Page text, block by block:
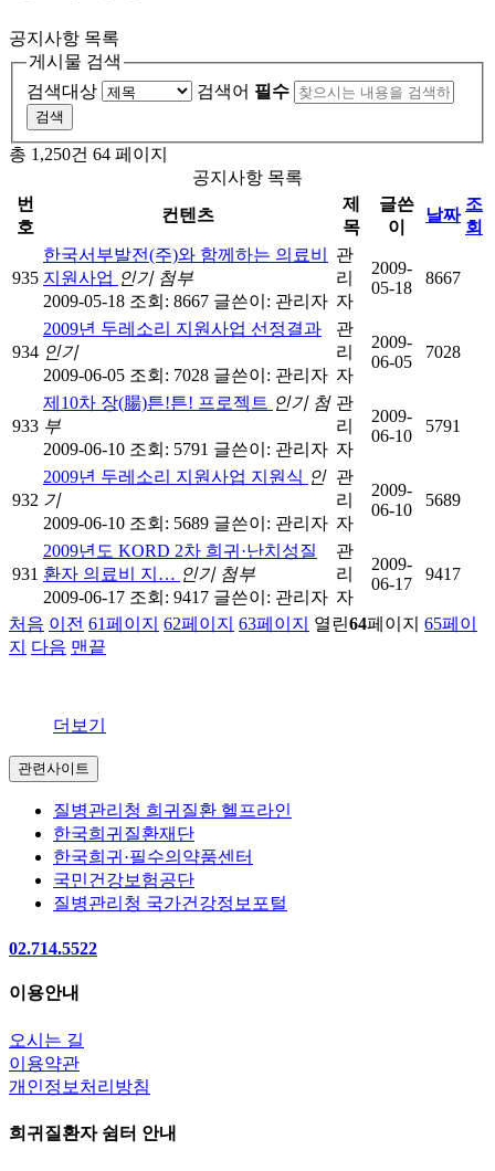
공지사항 목록
게시물 검색
검색대상
검색어 필수
총 1,250건 64 페이지
공지사항 목록
번
호
컨텐츠
제
목
글쓴
이
날짜
조
회
935
한국서부발전(주)와 함께하는 의료비
지원사업 인기 첨부
2009-05-18 조회: 8667 글쓴이: 관리자
관
리
자
2009-
05-18
8667
934
2009년 두레소리 지원사업 선정결과
인기
2009-06-05 조회: 7028 글쓴이: 관리자
관
리
자
2009-
06-05
7028
933
제10차 장(腸)튼!튼! 프로젝트 인기 첨
부
2009-06-10 조회: 5791 글쓴이: 관리자
관
리
자
2009-
06-10
5791
932
2009년 두레소리 지원사업 지원식 인
기
2009-06-10 조회: 5689 글쓴이: 관리자
관
리
자
2009-
06-10
5689
931
2009년도 KORD 2차 희귀·난치성질
환자 의료비 지… 인기 첨부
2009-06-17 조회: 9417 글쓴이: 관리자
관
리
자
2009-
06-17
9417
처음 이전 61페이지 62페이지 63페이지 열린64페이지 65페이
지
다음 맨끝
더보기
관련사이트
질병관리청 희귀질환 헬프라인
한국희귀질환재단
한국희귀·필수의약품센터
국민건강보험공단
질병관리청 국가건강정보포털
02.714.5522
이용안내
오시는 길
이용약관
개인정보처리방침
희귀질환자 쉼터 안내